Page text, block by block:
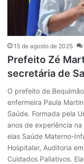
15 de agosto de 2025
Prefeito Zé
secretária de
O prefeito de
enfermeira Paula
Saúde. Formada pela
anos de experiência
elas Saúde Materno-
Hospitalar, Auditoria
Cuidados Paliativos.